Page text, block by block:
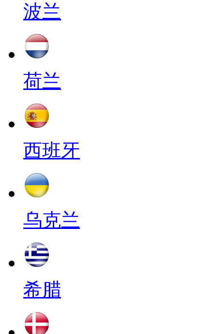
波兰
荷兰
西班牙
乌克兰
希腊